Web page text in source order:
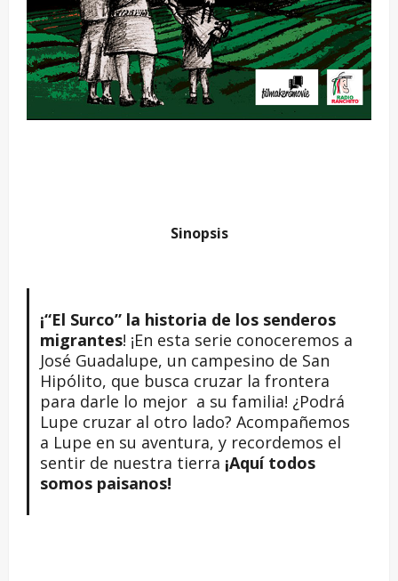
Sinopsis
¡“El Surco” la historia de los senderos
migrantes! ¡En esta serie conoceremos a
José Guadalupe, un campesino de San
Hipólito, que busca cruzar la frontera
para darle lo mejor a su familia! ¿Podrá
Lupe cruzar al otro lado? Acompañemos
a Lupe en su aventura, y recordemos el
sentir de nuestra tierra ¡Aquí todos
somos paisanos!